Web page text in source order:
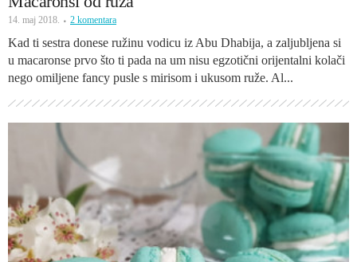
14. maj 2018. 2 komentara
Kad ti sestra donese ružinu vodicu iz Abu Dhabija, a zaljubljena si
u macaronse prvo što ti pada na um nisu egzotični orijentalni kolači
nego omiljene fancy pusle s mirisom i ukusom ruže. Al...